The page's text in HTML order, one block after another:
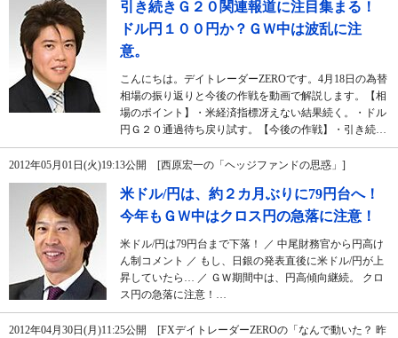
引き続きＧ２０関連報道に注目集まる！
ドル円１００円か？ＧＷ中は波乱に注
意。
こんにちは。デイトレーダーZEROです。4月18日の為替
相場の振り返りと今後の作戦を動画で解説します。【相
場のポイント】・米経済指標冴えない結果続く。・ドル
円Ｇ２０通過待ち戻り試す。【今後の作戦】・引き続…
2012年05月01日(火)19:13公開 [西原宏一の「ヘッジファンドの思惑」]
米ドル/円は、約２カ月ぶりに79円台へ！
今年もＧＷ中はクロス円の急落に注意！
米ドル/円は79円台まで下落！ ／ 中尾財務官から円高け
ん制コメント ／ もし、日銀の発表直後に米ドル/円が上
昇していたら… ／ ＧＷ期間中は、円高傾向継続。 クロ
ス円の急落に注意！…
2012年04月30日(月)11:25公開 [FXデイトレーダーZEROの「なんで動いた？ 昨